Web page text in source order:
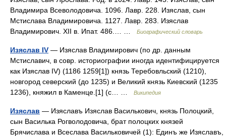
Владимира Всеволодовича. 1096. Лавр. 228. Изяслав, сын
Мстислава Владимировича. 1127. Лавр. 283. Изяслав
Владимирович. XII в. Ипат. 486.… …
Биографический словарь
Изяслав IV — Изяслав Владимирович (по др. данным
Мстиславич, в совр. историографии иногда идентифицируется
как Изяслав IV) (1186 1259[1]) князь Теребовльский (1210),
новгород северский (до 1235) и Великий князь Киевский (1235
1236), княжил в Каменце.[1] (с… …
Википедия
Изяслав — Изяславъ Изяслав Василькович, князь Полоцкий,
сын Василька Рогволодовича, брат полоцких князей
Брячислава и Всеслава Васильковичей (1): Единъ же Изяславъ,